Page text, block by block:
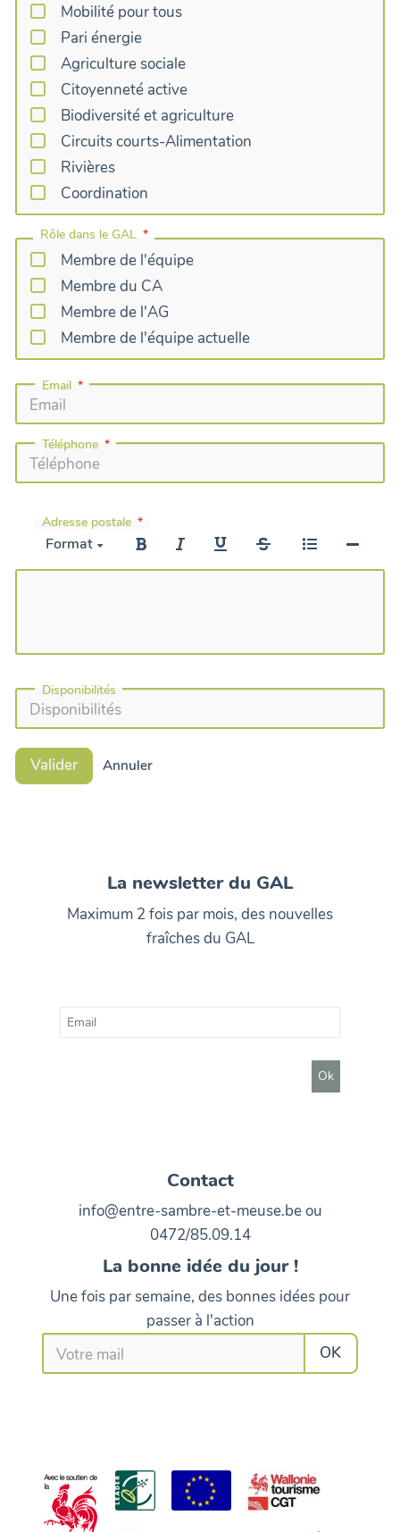
Mobilité pour tous
Pari énergie
Agriculture sociale
Citoyenneté active
Biodiversité et agriculture
Circuits courts-Alimentation
Rivières
Coordination
Rôle dans le GAL
Membre de l'équipe
Membre du CA
Membre de l'AG
Membre de l'équipe actuelle
Email
Téléphone
Adresse postale
Format
Disponibilités
Valider Annuler
La newsletter du GAL
Maximum 2 fois par mois, des nouvelles
fraîches du GAL
Contact
info@entre-sambre-et-meuse.be ou
0472/85.09.14
La bonne idée du jour !
Une fois par semaine, des bonnes idées pour
passer à l'action